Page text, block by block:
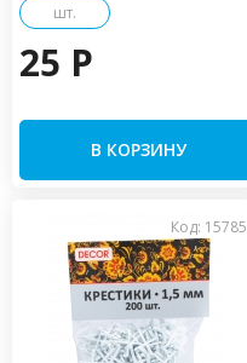
шт.
25 P
В КОРЗИНУ
Код: 15785